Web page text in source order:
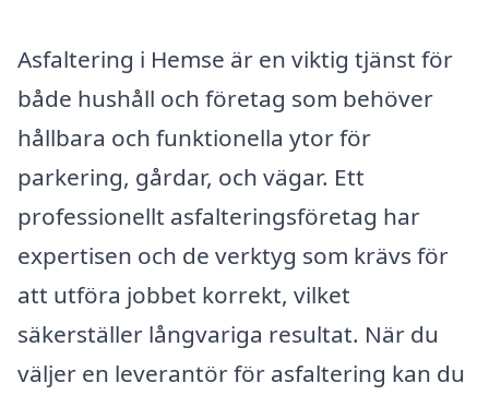
Asfaltering i Hemse är en viktig tjänst för
både hushåll och företag som behöver
hållbara och funktionella ytor för
parkering, gårdar, och vägar. Ett
professionellt asfalteringsföretag har
expertisen och de verktyg som krävs för
att utföra jobbet korrekt, vilket
säkerställer långvariga resultat. När du
väljer en leverantör för asfaltering kan du